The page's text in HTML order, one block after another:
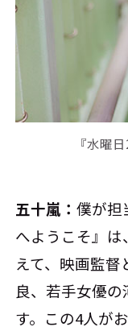
『水曜
五十嵐：僕が担
へようこそ』
えて、映画監
良、若手女優
す。この4人が